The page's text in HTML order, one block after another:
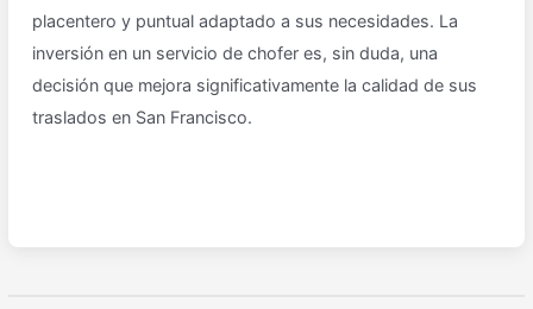
placentero y puntual adaptado a sus necesidades. La
inversión en un servicio de chofer es, sin duda, una
decisión que mejora significativamente la calidad de sus
traslados en San Francisco.